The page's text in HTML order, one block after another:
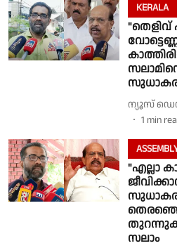
KERALA
ന്യൂസ്
1 min
"എല്ലാ
സലാം